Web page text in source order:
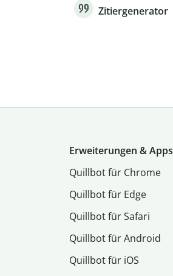
Zitiergenerator
Erweiterungen & Apps
Quillbot für Chrome
Quillbot für Edge
Quillbot für Safari
Quillbot für Android
Quillbot für iOS